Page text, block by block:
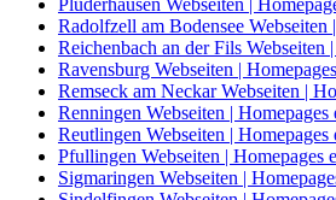
Plüderhausen Webseiten |
Radolfzell am Bodensee Webseiten
Reichenbach an der Fils Webseiten
Ravensburg Webseiten |
Remseck am Neckar Webseiten |
Renningen Webseiten | Homepages
Reutlingen Webseiten | Homepages
Pfullingen Webseiten | Homepages
Sigmaringen Webseiten |